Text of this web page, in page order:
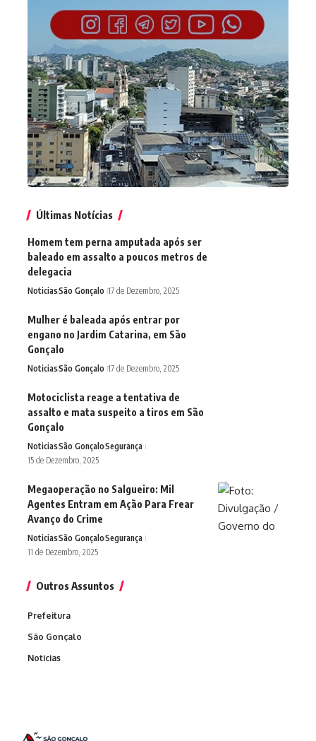
Últimas Notícias
Homem tem perna amputada após ser
baleado em assalto a poucos metros de
delegacia
NoticiasSão Gonçalo 17 de Dezembro, 2025
Mulher é baleada após entrar por
engano no Jardim Catarina, em São
Gonçalo
NoticiasSão Gonçalo 17 de Dezembro, 2025
Motociclista reage a tentativa de
assalto e mata suspeito a tiros em São
Gonçalo
NoticiasSão GonçaloSegurança
15 de Dezembro, 2025
Megaoperação no Salgueiro: Mil
Agentes Entram em Ação Para Frear
Avanço do Crime
NoticiasSão GonçaloSegurança
11 de Dezembro, 2025
Outros Assuntos
Prefeitura
São Gonçalo
Noticias